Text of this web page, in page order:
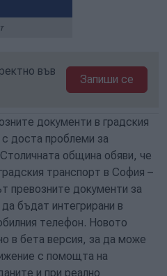
във
Запиши се
документи в градския
доста проблеми за
община обяви, че
транспорт в София –
превозните документи за
бъдат интегрирани в
телефон. Новото
в бета версия, за да може
с помощта на
и при реално